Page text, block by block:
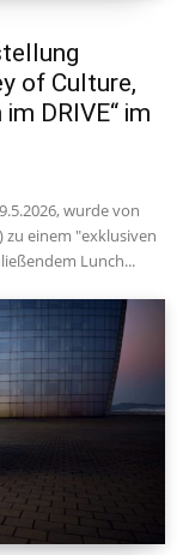
of Culture,
DRIVE“ im
wurde von
zu einem "exklusiven
Lunch...